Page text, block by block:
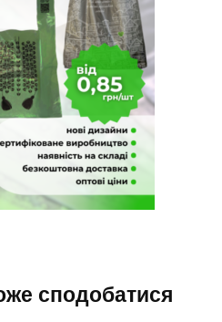
сподобатися